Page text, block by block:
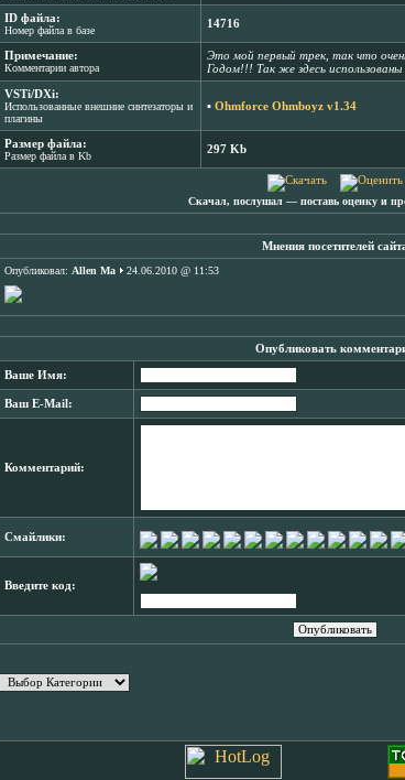
ID файла:
Номер файла в базе
14716
Примечание:
Комментарии автора
Это мой первый трек, так что
Годом!!! Так же здесь
VSTi/DXi:
Использованные внешние синтезаторы и
плагины
▪ Ohmforce Ohmboyz v1.34
Размер файла:
Размер файла в Kb
297 Kb
Скачал, послушал ― поставь оценку и
Мнения посетителей
Опубликовал: Allen Ma 24.06.2010 @ 11:53
Опубликовать
Ваше Имя:
Ваш E-Mail:
Комментарий:
Смайлики:
Введите код: